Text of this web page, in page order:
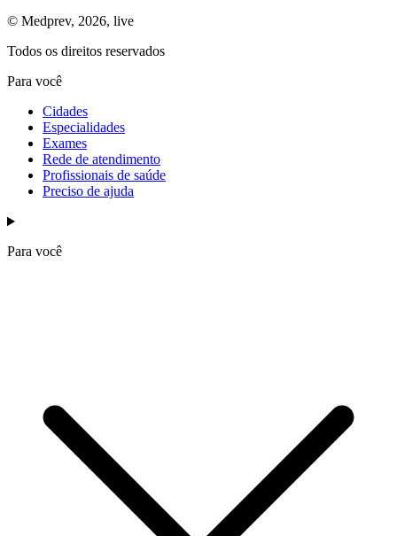
© Medprev, 2026, live
Todos os direitos reservados
Para você
Cidades
Especialidades
Exames
Rede de atendimento
Profissionais de saúde
Preciso de ajuda
Para você